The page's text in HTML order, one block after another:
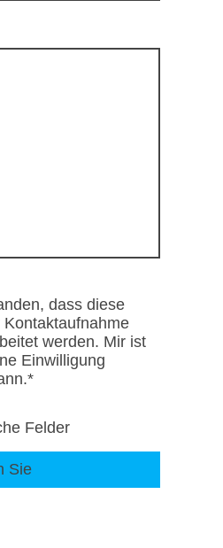
dass diese
werden. Mir ist
Einwilligung
*
Felder
Sie